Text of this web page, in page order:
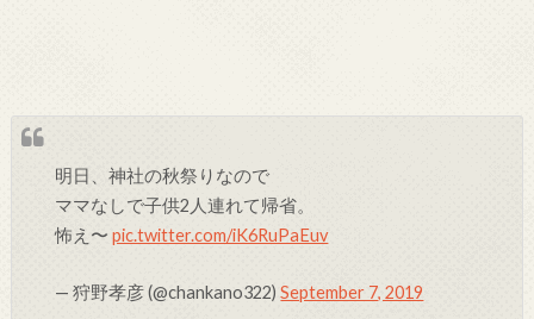
明日、神社の秋祭りなので
ママなしで子供2人連れて帰省。
怖え〜pic.twitter.com/iK6RuPaEuv
— 狩野孝彦 (@chankano322)September 7, 2019